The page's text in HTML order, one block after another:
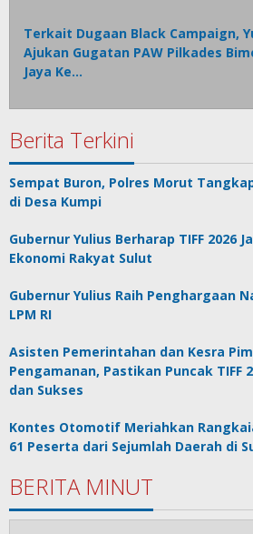
Terkait Dugaan Black Campaign,
Ajukan Gugatan PAW Pilkades
Jaya Ke…
Berita Terkini
Sempat Buron, Polres Morut
di Desa Kumpi
Gubernur Yulius Berharap TIFF 2026
Ekonomi Rakyat Sulut
Gubernur Yulius Raih Penghargaan
LPM RI
Asisten Pemerintahan dan Kesra
Pengamanan, Pastikan Puncak TIFF
dan Sukses
Kontes Otomotif Meriahkan
61 Peserta dari Sejumlah Daerah di
BERITA MINUT